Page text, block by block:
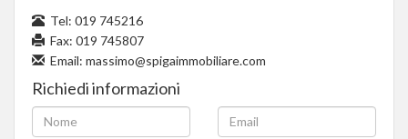
Tel: 019 745216
Fax: 019 745807
Email: massimo@spigaimmobiliare.com
Richiedi informazioni